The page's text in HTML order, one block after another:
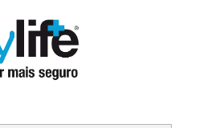
SOCORRISTAS ACEDER
SEUS DADOS ATRAVÉS DE UM QR CODE
Saber mais